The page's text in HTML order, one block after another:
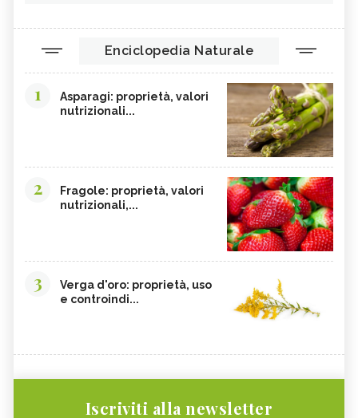
Enciclopedia Naturale
1
Asparagi: proprietà, valori
nutrizionali...
2
Fragole: proprietà, valori
nutrizionali,...
3
Verga d'oro: proprietà, uso
e controindi...
Iscriviti alla newsletter